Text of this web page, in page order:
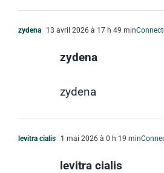
zydena 13 avril 2026 à 17 h 49 min
zydena
zydena
levitra cialis 1 mai 2026 à 0 h 19 min
levitra cialis